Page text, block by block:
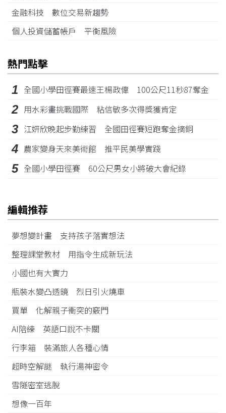
金融科技 數位交易新趨勢
個人投資儲蓄帳戶 平衡風險
熱門點擊
1 全國小學田徑賽最速王楊政偉 100公尺11秒87奪金
2 用水彩畫挑戰國際 粘信敏多次得獎獲肯定
3 江姸欣晚起步勤練習 全國田徑賽短跑奪金摘銅
4 農家變身天來美術館 推平民美學實踐
5 全國小學田徑賽 60公尺男女小將破大會紀錄
編輯推荐
夢想變計畫 支持孩子落實想法
整理課堂教材 用指令生成新玩法
小國也有大實力
瓶裝水變凸透鏡 烈日引火燒車
買單 化解親子衝突的竅門
AI陪練 英語口說不卡關
行李箱 裝滿旅人各種心情
超時空解謎 執行湯神密令
雪隧密室逃脫
想像一百年